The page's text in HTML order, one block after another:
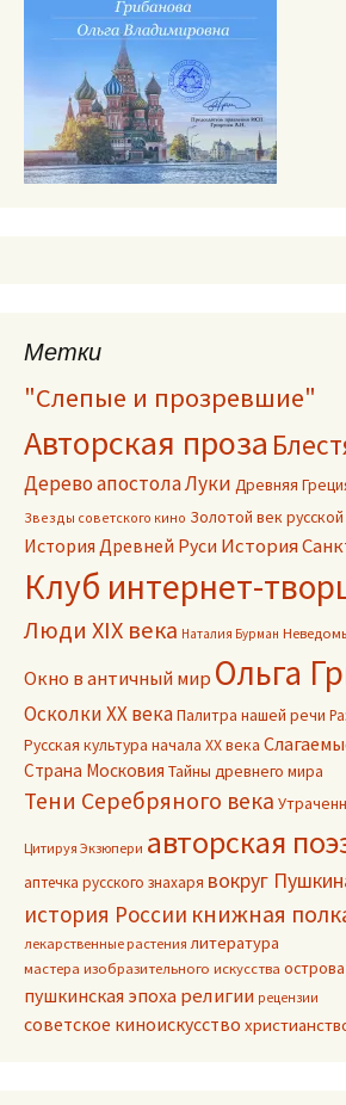
Метки
"Слепые и прозревшие"
Авторская проза
Дерево апостола Луки Древняя
Звезды советского кино Золотой век
История Древней Руси История
Клуб интернет-
Люди XIX века Наталия Бурман
Окно в античный мир Ольга
Осколки ХХ векаПалитра нашей речи
Русская культура начала ХХ века
Страна Московия Тайны древнего мира
Тени Серебряного века
Цитируя Экзюпери авторская
аптечка русского знахаря вокруг
история России книжная
лекарственные растения литература
мастера изобразительного искусства
пушкинская эпоха религии рецензии
советское киноискусство